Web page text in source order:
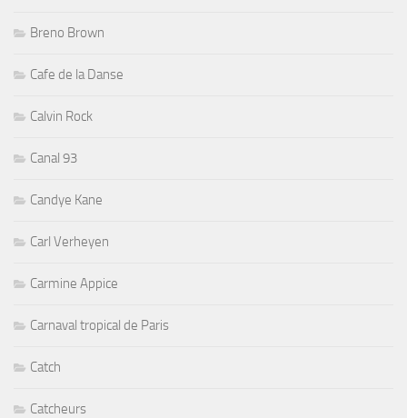
Breno Brown
Cafe de la Danse
Calvin Rock
Canal 93
Candye Kane
Carl Verheyen
Carmine Appice
Carnaval tropical de Paris
Catch
Catcheurs